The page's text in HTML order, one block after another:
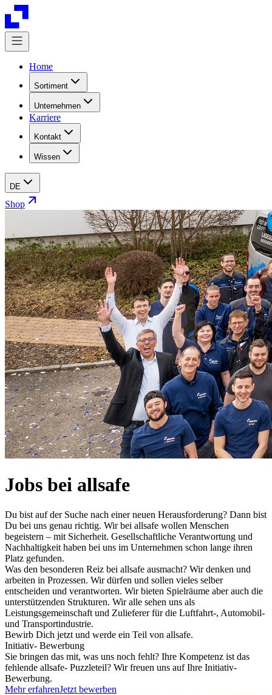
Home
Sortiment
Unternehmen
Karriere
Kontakt
Wissen
DE
Shop
Jobs bei allsafe
Du bist auf der Suche nach einer neuen Herausforderung? Dann bist
Du bei uns genau richtig. Wir bei allsafe wollen Menschen
begeistern – mit Sicherheit. Gesellschaftliche Verantwortung und
Nachhaltigkeit haben bei uns im Unternehmen schon lange ihren
Platz gefunden.
Was den besonderen Reiz bei allsafe ausmacht? Wir denken und
arbeiten in Prozessen. Wir dürfen und sollen vieles selber
entscheiden und verantworten. Wir bieten Spielräume aber auch die
unterstützenden Strukturen. Wir alle sehen uns als
Leistungsgemeinschaft und Zulieferer für die Luftfahrt-, Automobil-
und Transportindustrie.
Bewirb Dich jetzt und werde ein Teil von allsafe.
Initiativ- Bewerbung
Sie bringen das mit, was uns noch fehlt? Ihre Kompetenz ist das
fehlende allsafe- Puzzleteil? Wir freuen uns auf Ihre Initiativ-
Bewerbung.
Mehr erfahrenJetzt bewerben